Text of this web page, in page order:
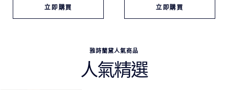
立即購買 立即購買
雅詩蘭黛人氣商品
人氣精選